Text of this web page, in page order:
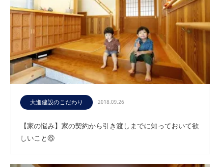
大進建設のこだわり 2018.09.26
【家の悩み】家の契約から引き渡しまでに知っておいて欲
しいこと⑥